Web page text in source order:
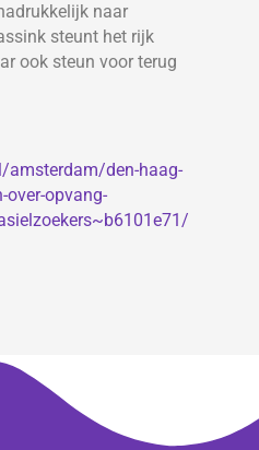
naar
steunt het rijk
ook steun voor terug
amsterdam/den-haag-
over-opvang-